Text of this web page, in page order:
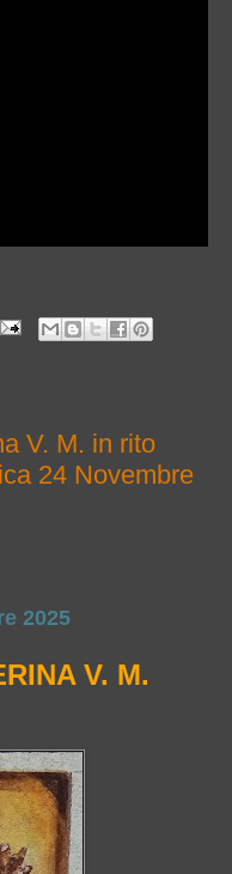
V. M. in rito
24 Novembre
2025
V. M.